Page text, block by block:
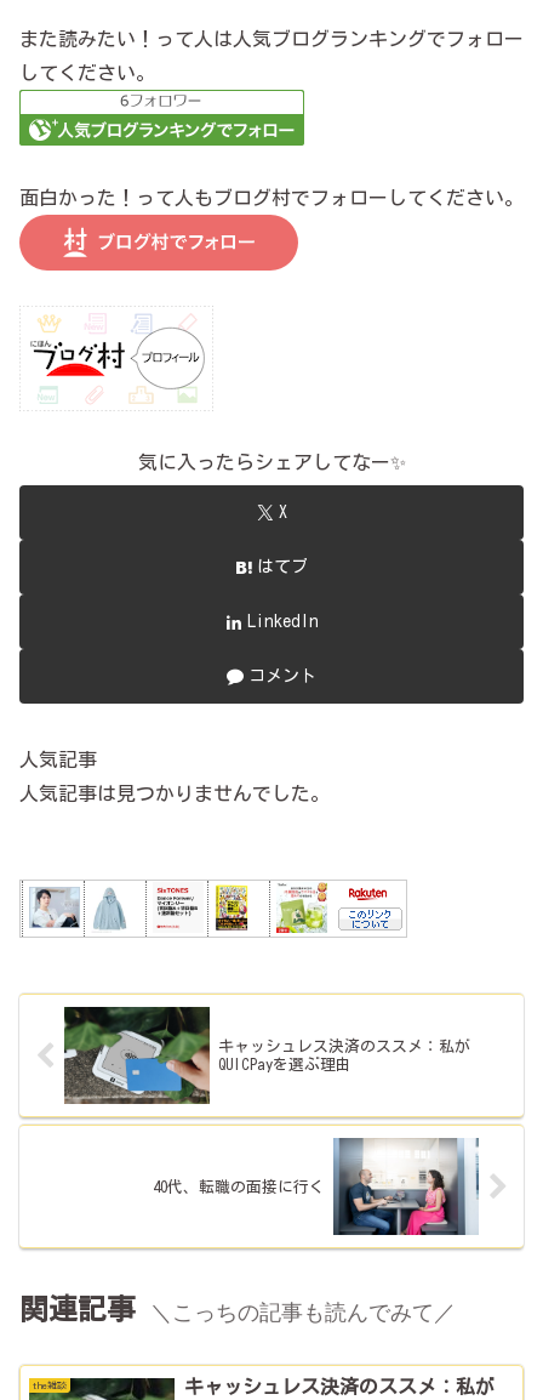
また読みたい！って人は人気ブログランキングでフォロー
してください。
面白かった！って人もブログ村でフォローしてください。
気に入ったらシェアしてなー✨
X
はてブ
LinkedIn
コメント
人気記事
人気記事は見つかりませんでした。
キャッシュレス決済のススメ：私が
QUICPayを選ぶ理由
40代、転職の面接に行く
関連記事 ＼こっちの記事も読んでみて／
the雑談
キャッシュレス決済のススメ：私が